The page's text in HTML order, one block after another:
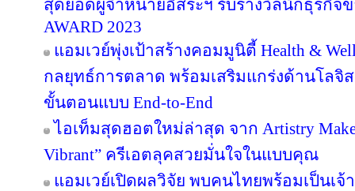
สุดยอดผู้จำหน่ายอิสระฯ รับรางวัลนักธุรกิจข
AWARD 2023
แอมเวย์พุ่งเป้าสร้างคอมมูนิตี้ Health &
กลยุทธ์การตลาด พร้อมเสริมแกร่งด้านโลจิ
ขั้นตอนแบบ End-to-End
ไอเท็มสุดฮอตใหม่ล่าสุด จาก Artistry
Vibrant” ครีเอตลุคสวยมั่นใจในแบบคุณ
แอมเวย์เปิดผลวิจัย พบคนไทยพร้อมเป็นเ